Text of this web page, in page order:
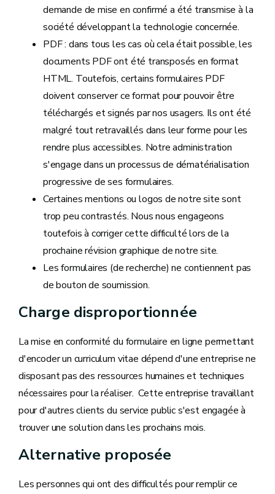
demande de mise en confirmé a été transmise à la
société développant la technologie concernée.
PDF : dans tous les cas où cela était possible, les
documents PDF ont été transposés en format
HTML. Toutefois, certains formulaires PDF
doivent conserver ce format pour pouvoir être
téléchargés et signés par nos usagers. Ils ont été
malgré tout retravaillés dans leur forme pour les
rendre plus accessibles. Notre administration
s'engage dans un processus de dématérialisation
progressive de ses formulaires.
Certaines mentions ou logos de notre site sont
trop peu contrastés. Nous nous engageons
toutefois à corriger cette difficulté lors de la
prochaine révision graphique de notre site.
Les formulaires (de recherche) ne contiennent pas
de bouton de soumission.
Charge disproportionnée
La mise en conformité du formulaire en ligne permettant
d'encoder un curriculum vitae dépend d'une entreprise ne
disposant pas des ressources humaines et techniques
nécessaires pour la réaliser. Cette entreprise travaillant
pour d'autres clients du service public s'est engagée à
trouver une solution dans les prochains mois.
Alternative proposée
Les personnes qui ont des difficultés pour remplir ce